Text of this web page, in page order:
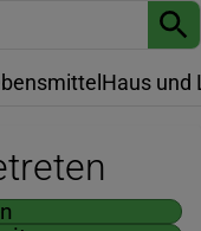
Haus und